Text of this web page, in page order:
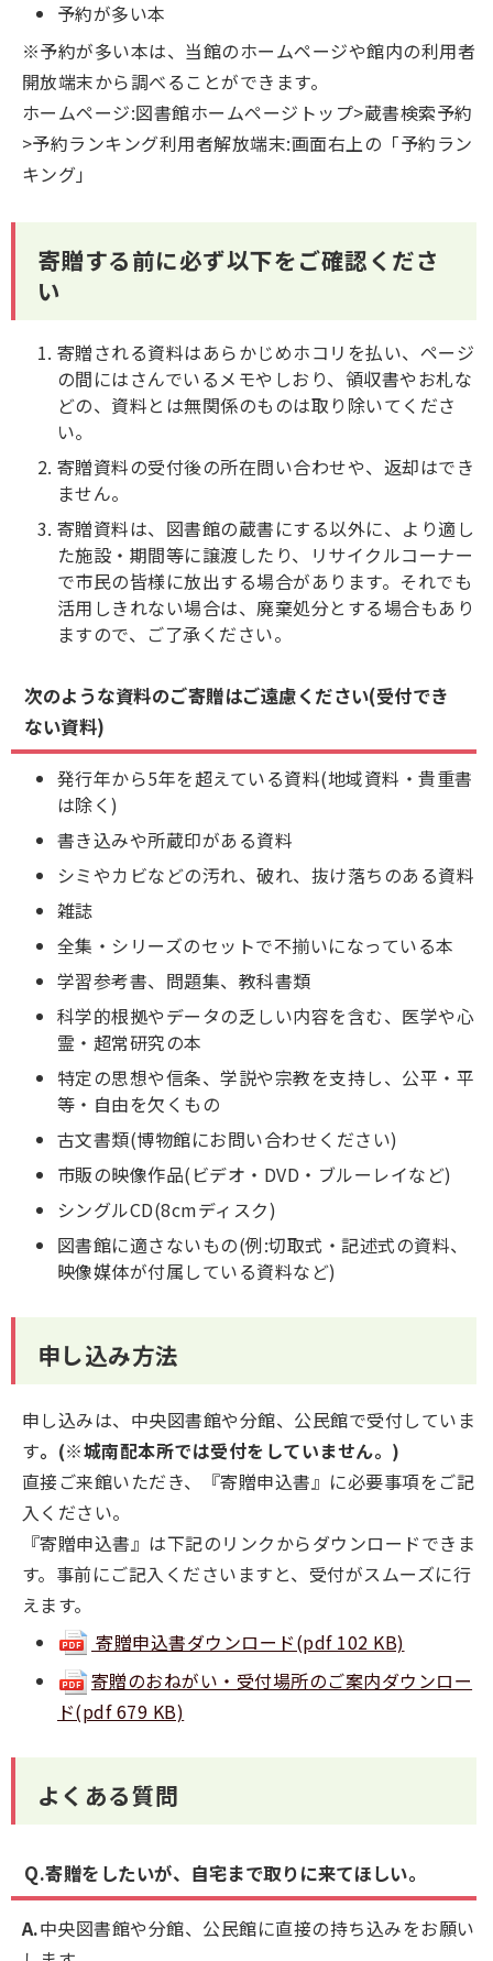
予約が多い本
※予約が多い本は、当館のホームページや館内の利用者
開放端末から調べることができます。
ホームページ:図書館ホームページトップ>蔵書検索予約
>予約ランキング利用者解放端末:画面右上の「予約ラン
キング」
寄贈する前に必ず以下をご確認くださ
い
寄贈される資料はあらかじめホコリを払い、ページ
の間にはさんでいるメモやしおり、領収書やお札な
どの、資料とは無関係のものは取り除いてくださ
い。
寄贈資料の受付後の所在問い合わせや、返却はでき
ません。
寄贈資料は、図書館の蔵書にする以外に、より適し
た施設・期間等に譲渡したり、リサイクルコーナー
で市民の皆様に放出する場合があります。それでも
活用しきれない場合は、廃棄処分とする場合もあり
ますので、ご了承ください。
次のような資料のご寄贈はご遠慮ください(受付でき
ない資料)
発行年から5年を超えている資料(地域資料・貴重書
は除く)
書き込みや所蔵印がある資料
シミやカビなどの汚れ、破れ、抜け落ちのある資料
雑誌
全集・シリーズのセットで不揃いになっている本
学習参考書、問題集、教科書類
科学的根拠やデータの乏しい内容を含む、医学や心
霊・超常研究の本
特定の思想や信条、学説や宗教を支持し、公平・平
等・自由を欠くもの
古文書類(博物館にお問い合わせください)
市販の映像作品(ビデオ・DVD・ブルーレイなど)
シングルCD(8cmディスク)
図書館に適さないもの(例:切取式・記述式の資料、
映像媒体が付属している資料など)
申し込み方法
申し込みは、中央図書館や分館、公民館で受付していま
す。(※城南配本所では受付をしていません。)
直接ご来館いただき、『寄贈申込書』に必要事項をご記
入ください。
『寄贈申込書』は下記のリンクからダウンロードできま
す。事前にご記入くださいますと、受付がスムーズに行
えます。
寄贈申込書ダウンロード(pdf 102 KB)
寄贈のおねがい・受付場所のご案内ダウンロー
ド(pdf 679 KB)
よくある質問
Q.寄贈をしたいが、自宅まで取りに来てほしい。
A.中央図書館や分館、公民館に直接の持ち込みをお願い